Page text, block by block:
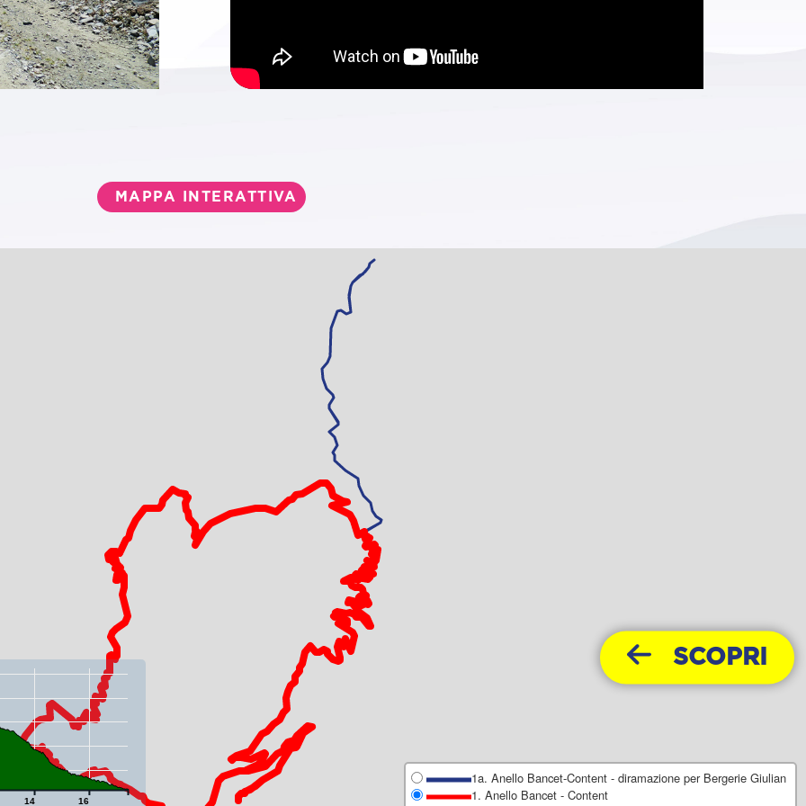
MAPPA INTERATTIVA
14 16
1a. Anello Bancet-Content - diramazione per Bergerie Giulian
1. Anello Bancet - Content
SCOPRI